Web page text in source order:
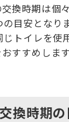
換時期は個
目安となりま
トイレを使
すすめします
換時期